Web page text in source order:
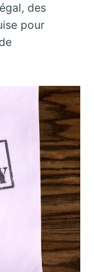
des
pour